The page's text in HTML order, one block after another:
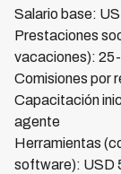
Salario base:
Prestaciones
vacaciones):
Comisiones por
Capacitación
agente
Herramientas
software): USD